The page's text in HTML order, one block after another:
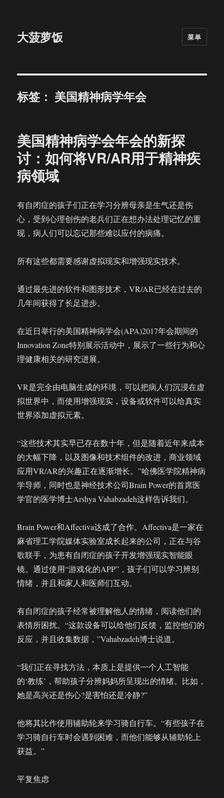
大菠萝饭 菜单
标签： 美国精神病学年会
美国精神病学会年会的新探
讨：如何将VR/AR用于精神疾
病领域
有自闭症的孩子们正在学习分辨母亲是生气还是伤
心，受到心理创伤的老兵们正在想办法处理记忆的重
现，病人们可以忘记那些难以应付的病痛。
所有这些都需要感谢虚拟现实和增强现实技术。
通过最先进的软件和图形技术，VR/AR已经在过去的
几年间获得了长足进步。
在近日举行的美国精神病学会(APA)2017年会期间的
Innovation Zone特别展示活动中，展示了一些行为和心
理健康相关的研究进展。
VR是完全由电脑生成的环境，可以把病人们沉浸在虚
拟世界中，而使用增强现实，设备或软件可以给真实
世界添加虚拟元素。
“这些技术其实早已存在数十年，但是随着近年来成本
的大幅下降，以及图像和技术组件的改进，商业领域
应用VR/AR的兴趣正在逐渐增长。”哈佛医学院精神病
学导师，同时也是神经技术公司Brain Power的首席医
学官的医学博士Arshya Vahabzadeh这样告诉我们。
Brain Power和Affectiva达成了合作。Affectiva是一家在
麻省理工学院媒体实验室成长起来的公司，正在与谷
歌联手，为患有自闭症的孩子开发增强现实智能眼
镜。通过使用“游戏化的APP”，孩子们可以学习辨别
情绪，并且和家人和医师们互动。
有自闭症的孩子经常被理解他人的情绪，阅读他们的
表情所困扰。“这款设备可以给他们反馈，监控他们的
反应，并且收集数据，”Vahabzadeh博士说道。
“我们正在寻找方法，本质上是提供一个人工智能
的‘教练’，帮助孩子分辨妈妈所呈现出的情绪。比如，
她是高兴还是伤心?是害怕还是冷静?”
他将其比作使用辅助轮来学习骑自行车。“有些孩子在
学习骑自行车时会遇到困难，而他们能够从辅助轮上
获益。”
平复焦虑